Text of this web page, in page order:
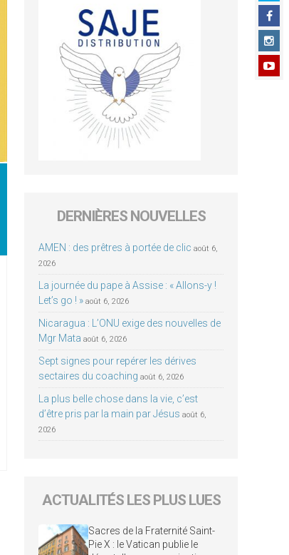
DERNIÈRES NOUVELLES
AMEN : des prêtres à portée de clic août 6,
2026
La journée du pape à Assise : « Allons-y !
Let’s go ! » août 6, 2026
Nicaragua : L’ONU exige des nouvelles de
Mgr Mata août 6, 2026
Sept signes pour repérer les dérives
sectaires du coaching août 6, 2026
La plus belle chose dans la vie, c’est
d’être pris par la main par Jésus août 6,
2026
ACTUALITÉS LES PLUS LUES
Sacres de la Fraternité Saint-
Pie X : le Vatican publie le